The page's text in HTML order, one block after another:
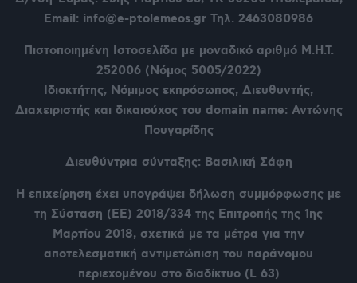
Email: info@e-ptolemeos.gr Τηλ. 2463080986
Πιστοποιημένη Ιστοσελίδα με μοναδικό αριθμό Μ.Η.Τ.
252006 (Νόμος 5005/2022)
Ιδιοκτήτης, Νόμιμος εκπρόσωπος, Διευθυντής,
Διαχειριστής και δικαιούχος του domain name: Αντώνης
Πουγαρίδης
Διευθύντρια σύνταξης: Βασιλική Σάφη
Η επιχείρηση έχει υπογράψει δήλωση συμμόρφωσης με
τη Σύσταση (ΕΕ) 2018/334 της Επιτροπής της 1ης
Μαρτίου 2018, σχετικά με τα μέτρα για την
αποτελεσματική αντιμετώπιση του παράνομου
περιεχομένου στο διαδίκτυο (L 63)